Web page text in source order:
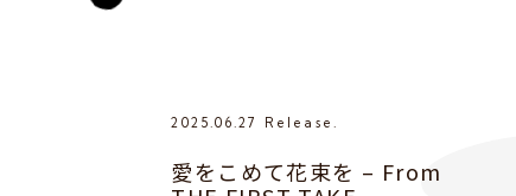
2025.06.27 Release.
愛をこめて花束を – From